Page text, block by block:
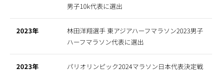
男子10k代表に選出
2023年
林田洋翔選手 東アジアハーフマラソン2023男子
ハーフマラソン代表に選出
2023年
パリオリンピック2024マラソン日本代表決定戦